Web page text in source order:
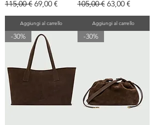
Prezzo regolare
115,00 € Prezzo scontato
69,00 €
Aggiungi al carrello
Prezzo regolare
105,00 € Prezzo scontato
63,00 €
Aggiungi al carrello
-30% -30%